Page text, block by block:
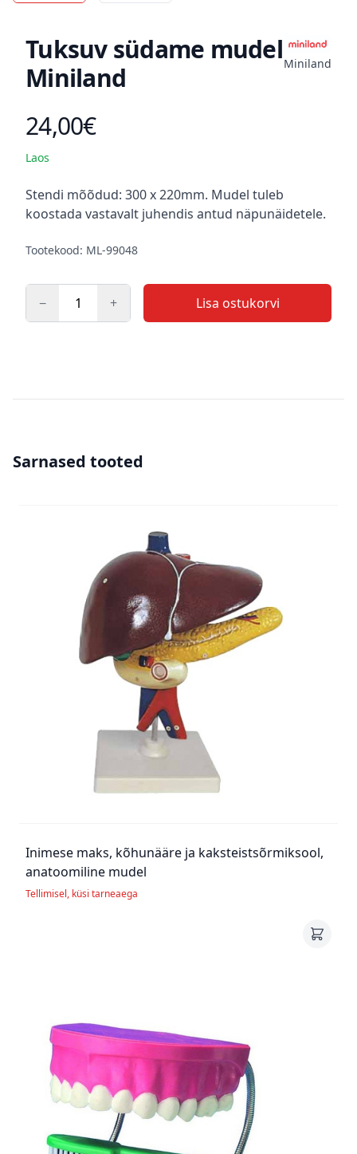
Tuksuv südame mudel
Miniland
Miniland
Toote hind
24,00€
Laos
Kirjeldus
Stendi mõõdud: 300 x 220mm. Mudel tuleb
koostada vastavalt juhendis antud näpunäidetele.
Tootekood: ML-99048
− + Lisa ostukorvi
Sarnased tooted
Inimese maks, kõhunääre ja kaksteistsõrmiksool,
anatoomiline mudel
Tellimisel, küsi tarneaega